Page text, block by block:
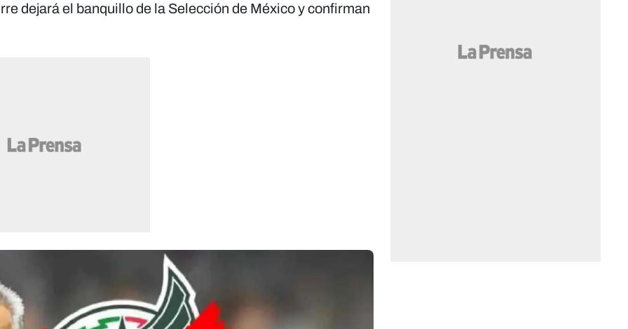
dejará el banquillo de la Selección de México y confirman